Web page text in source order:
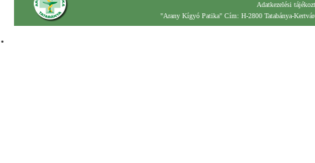
Adatkezelési
"Arany Kígyó Patika" Cím: H-2800 Tatabánya-
.